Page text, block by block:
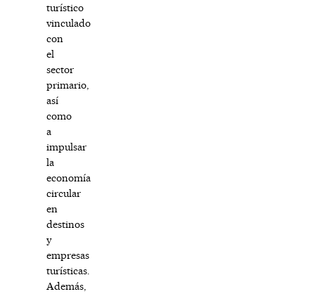
turístico
vinculado
con
el
sector
primario,
así
como
a
impulsar
la
economía
circular
en
destinos
y
empresas
turísticas.
Además,